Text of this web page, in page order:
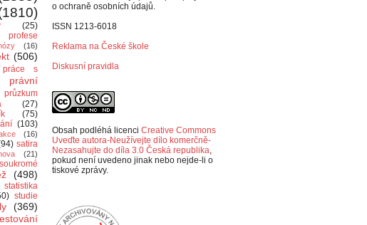
(25)
profese
(16)
(506)
práce s
právní
průzkum
(27)
(75)
(103)
(16)
satira
(21)
soukromé
(498)
statistika
studie
(369)
o ochraně osobních údajů.
ISSN 1213-6018
Reklama na České škole
Diskusní pravidla
Obsah podléhá licenci Creative Commons
Uveďte autora-Neužívejte dílo komerčně-
Nezasahujte do díla 3.0 Česká republika,
pokud není uvedeno jinak nebo nejde-li o
tiskové zprávy.